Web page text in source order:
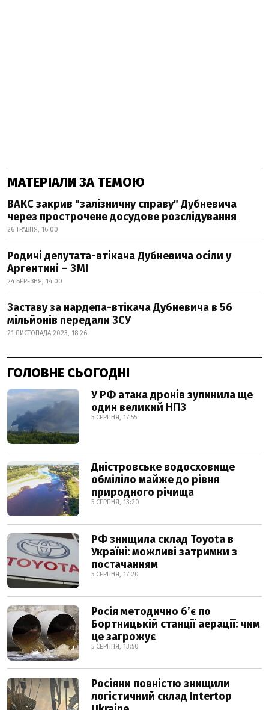
МАТЕРІАЛИ ЗА ТЕМОЮ
ВАКС закрив "залізничну справу" Дубневича
через прострочене досудове розслідування
26 ТРАВНЯ, 16:00
Родичі депутата-втікача Дубневича осіли у
Аргентині – ЗМІ
24 БЕРЕЗНЯ, 14:00
Заставу за нардепа-втікача Дубневича в 56
мільйонів передали ЗСУ
21 ЛИСТОПАДА 2023, 18:26
ГОЛОВНЕ СЬОГОДНІ
У РФ атака дронів зупинила ще
один великий НПЗ
5 СЕРПНЯ, 17:55
Дністровське водосховище
обміліло майже до рівня
природного річища
5 СЕРПНЯ, 13:20
РФ знищила склад Toyota в
Україні: можливі затримки з
постачанням
5 СЕРПНЯ, 17:20
Росія методично б’є по
Бортницькій станції аерації: чим
це загрожує
5 СЕРПНЯ, 13:50
Росіяни повністю знищили
логістичний склад Intertop